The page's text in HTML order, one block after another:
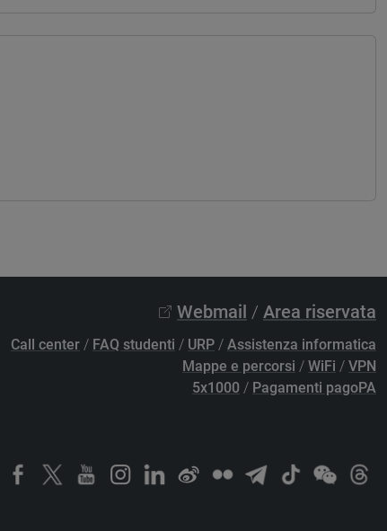
Webmail / Area riservata
Call center / FAQ studenti / URP / Assistenza informatica
Mappe e percorsi / WiFi / VPN
5x1000 / Pagamenti pagoPA